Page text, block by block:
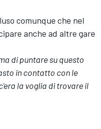
comunque che nel
anche ad altre gare
di puntare su questo
in contatto con le
la voglia di trovare il